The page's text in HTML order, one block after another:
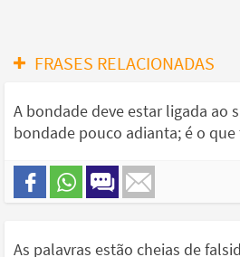
FRASES RELACIONADAS
A bondade deve estar ligada ao
bondade pouco adianta; é o
As palavras estão cheias de